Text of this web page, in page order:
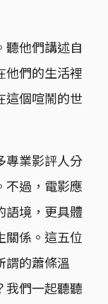
聽他們講述自
他們的生活裡
這個喧鬧的世
專業影評人分
不過，電影應
語境，更具體
關係。這五位
謂的蕭條溫
我們一起聽聽